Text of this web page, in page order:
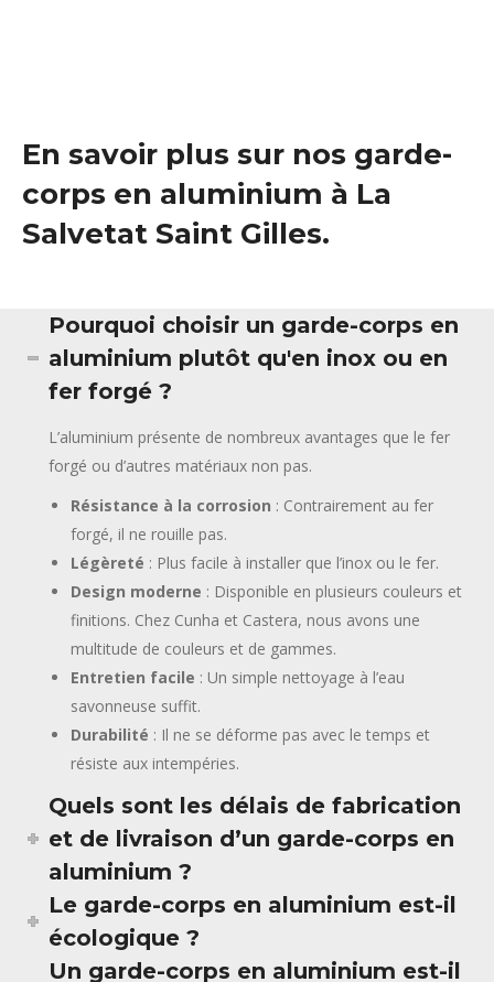
En savoir plus sur nos garde-
corps en aluminium à La
Salvetat Saint Gilles.
Pourquoi choisir un garde-corps en
aluminium plutôt qu'en inox ou en
fer forgé ?
L’aluminium présente de nombreux avantages que le fer
forgé ou d’autres matériaux non pas.
Résistance à la corrosion : Contrairement au fer
forgé, il ne rouille pas.
Légèreté : Plus facile à installer que l’inox ou le fer.
Design moderne : Disponible en plusieurs couleurs et
finitions. Chez Cunha et Castera, nous avons une
multitude de couleurs et de gammes.
Entretien facile : Un simple nettoyage à l’eau
savonneuse suffit.
Durabilité : Il ne se déforme pas avec le temps et
résiste aux intempéries.
Quels sont les délais de fabrication
et de livraison d’un garde-corps en
aluminium ?
Le garde-corps en aluminium est-il
écologique ?
Un garde-corps en aluminium est-il